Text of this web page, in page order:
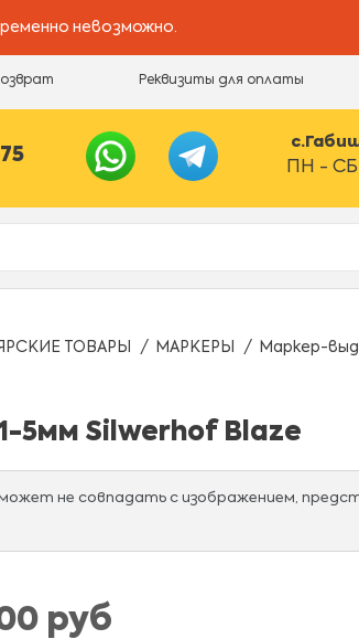
невозможно.
Реквизиты для оплаты
ПН - СБ
ТОВАРЫ МАРКЕРЫ Маркер-
5мм Silwerhof Blaze
не совпадать с изображением,
руб